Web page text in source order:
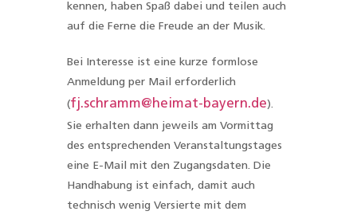
kennen, haben Spaß dabei und teilen auch
auf die Ferne die Freude an der Musik.
Bei Interesse ist eine kurze formlose
Anmeldung per Mail erforderlich
(fj.schramm@heimat-bayern.de).
Sie erhalten dann jeweils am Vormittag
des entsprechenden Veranstaltungstages
eine E-Mail mit den Zugangsdaten. Die
Handhabung ist einfach, damit auch
technisch wenig Versierte mit dem